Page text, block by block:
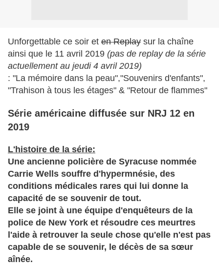
Unforgettable ce soir et en Replay sur la chaîne
ainsi que le 11 avril 2019 (pas de replay de la série
actuellement au jeudi 4 avril 2019)
: "La mémoire dans la peau","Souvenirs d'enfants",
"Trahison à tous les étages" & "Retour de flammes"
Série américaine diffusée sur NRJ 12 en
2019
L'histoire de la série:
Une ancienne policière de Syracuse nommée
Carrie Wells souffre d'hypermnésie, des
conditions médicales rares qui lui donne la
capacité de se souvenir de tout.
Elle se joint à une équipe d'enquêteurs de la
police de New York et résoudre ces meurtres
l'aide à retrouver la seule chose qu'elle n'est pas
capable de se souvenir, le décès de sa sœur
aînée.